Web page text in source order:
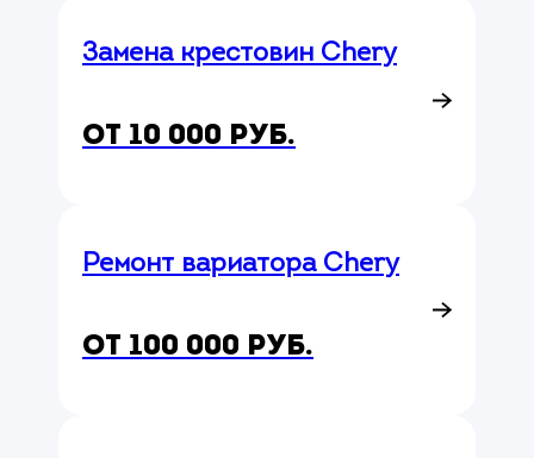
Замена крестовин Chery
от 10 000 руб.
Ремонт вариатора Chery
от 100 000 руб.